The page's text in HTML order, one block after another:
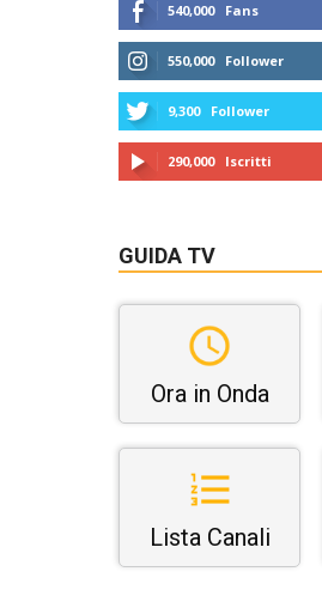
540,000 Fans
550,000 Follower
9,300 Follower
290,000 Iscritti
GUIDA TV
Ora in Onda
Lista Canali